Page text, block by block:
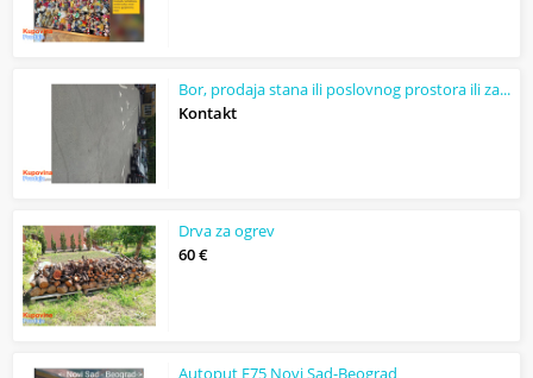
Bor, prodaja stana ili poslovnog prostora ili zakup
Kontakt
Drva za ogrev
60 €
Autoput E75 Novi Sad-Beograd